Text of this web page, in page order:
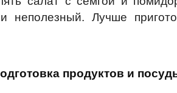
Лучше
продуктов и